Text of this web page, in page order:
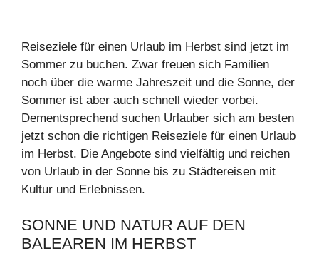
Reiseziele für einen Urlaub im Herbst sind jetzt im
Sommer zu buchen. Zwar freuen sich Familien
noch über die warme Jahreszeit und die Sonne, der
Sommer ist aber auch schnell wieder vorbei.
Dementsprechend suchen Urlauber sich am besten
jetzt schon die richtigen Reiseziele für einen Urlaub
im Herbst. Die Angebote sind vielfältig und reichen
von Urlaub in der Sonne bis zu Städtereisen mit
Kultur und Erlebnissen.
SONNE UND NATUR AUF DEN
BALEAREN IM HERBST